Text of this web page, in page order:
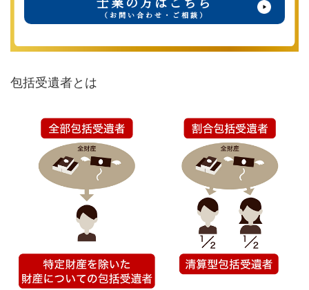
（お問い合わせ・ご相談）
包括受遺者とは